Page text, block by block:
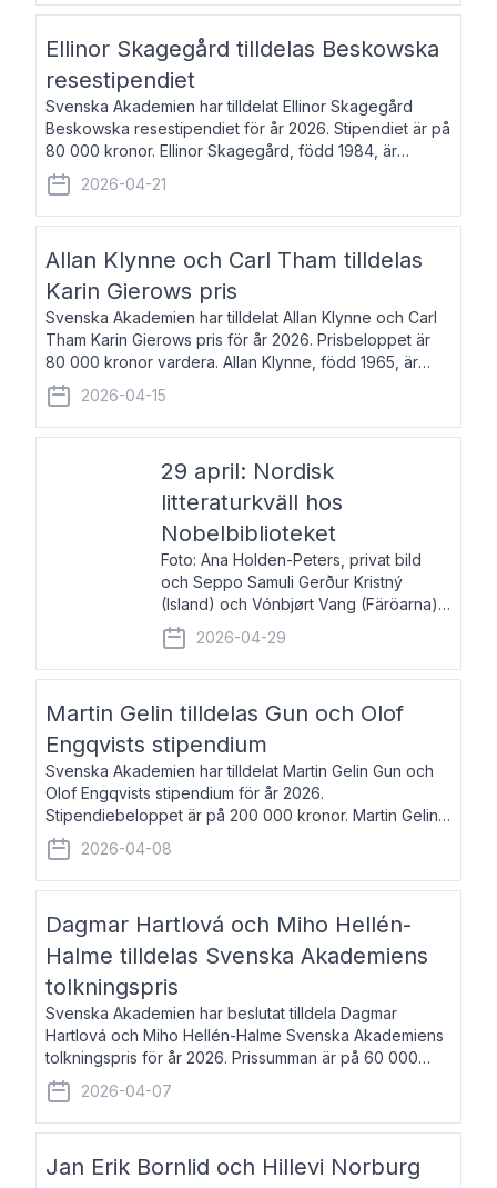
Ellinor Skagegård tilldelas Beskowska
resestipendiet
Svenska Akademien har tilldelat Ellinor Skagegård
Beskowska resestipendiet för år 2026. Stipendiet är på
80 000 kronor. Ellinor Skagegård, född 1984, är
författare, journalist och musiker. Hon skriver
återkommande för Svenska Dagbladet, Ups
2026-04-21
Allan Klynne och Carl Tham tilldelas
Karin Gierows pris
Svenska Akademien har tilldelat Allan Klynne och Carl
Tham Karin Gierows pris för år 2026. Prisbeloppet är
80 000 kronor vardera. Allan Klynne, född 1965, är
arkeolog, författare, översättare och fil.dr i antikens
kultur och samhällsliv. Ut
2026-04-15
29 april: Nordisk
litteraturkväll hos
Nobelbiblioteket
Foto: Ana Holden-Peters, privat bild
och Seppo Samuli Gerður Kristný
(Island) och Vónbjørt Vang (Färöarna)
läser ur sina verk och samtalar med
John Swedenmark. De läser upp på
färöiska, isländska och svenska och
2026-04-29
Martin Gelin tilldelas Gun och Olof
Engqvists stipendium
Svenska Akademien har tilldelat Martin Gelin Gun och
Olof Engqvists stipendium för år 2026.
Stipendiebeloppet är på 200 000 kronor. Martin Gelin,
född 1978, är journalist och författare. Han lever
numera i Paris men var under många år bosat
2026-04-08
Dagmar Hartlová och Miho Hellén-
Halme tilldelas Svenska Akademiens
tolkningspris
Svenska Akademien har beslutat tilldela Dagmar
Hartlová och Miho Hellén-Halme Svenska Akademiens
tolkningspris för år 2026. Prissumman är på 60 000
kronor var. Dagmar Hartlová, född 1951, översätter
huvudsakligen från svenska till tjeckiska
2026-04-07
Jan Erik Bornlid och Hillevi Norburg